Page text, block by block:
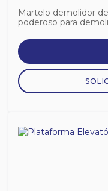
Martelo demolidor
poderoso para